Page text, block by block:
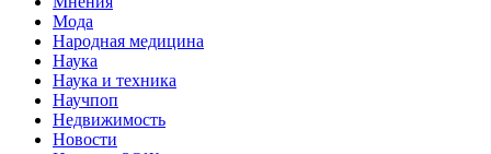
Мода
Народная медицина
Наука
Наука и техника
Научпоп
Недвижимость
Новости